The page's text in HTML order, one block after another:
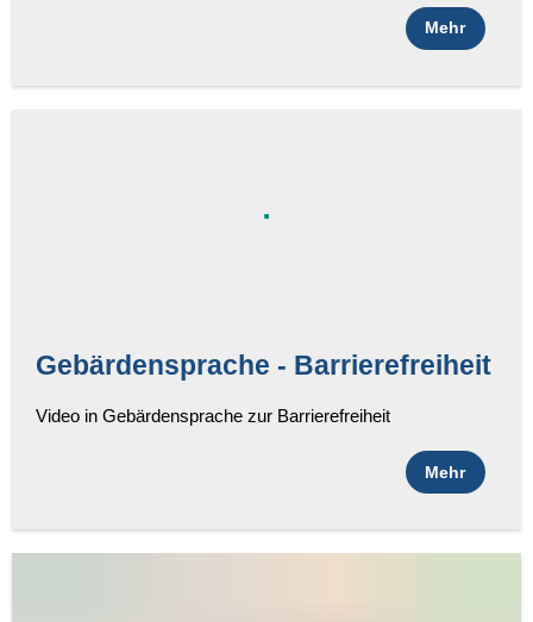
Mehr
Gebärdensprache - Barrierefreiheit
Video in Gebärdensprache zur Barrierefreiheit
Mehr